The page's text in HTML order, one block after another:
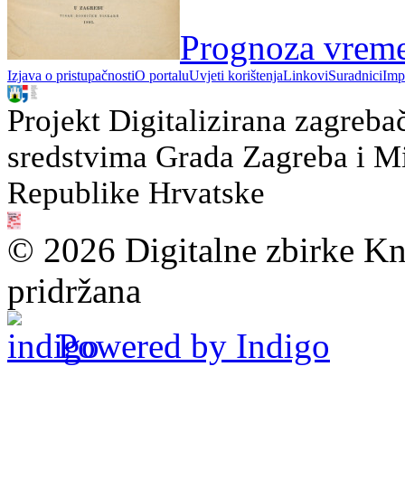
Prognoza
Izjava o pristupačnostiO portaluUvjeti korištenjaLinkoviSuradnici
Projekt Digitalizirana
sredstvima Grada Zagreba i
Republike Hrvatske
© 2026 Digitalne zbirke
pridržana
Powered by Indigo